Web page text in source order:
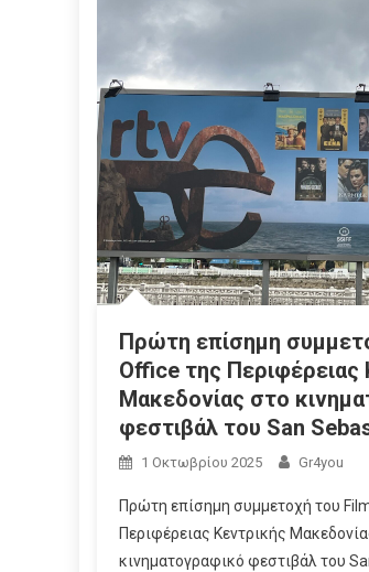
Πρώτη επίσημη
Office της Περιφέρειας
Μακεδονίας στο
φεστιβάλ του San
1 Οκτωβρίου 2025 Gr4you
Πρώτη επίσημη συμμετοχή του
Περιφέρειας Κεντρικής
κινηματογραφικό φεστιβάλ του